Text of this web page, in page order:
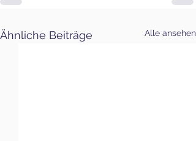
Ähnliche Beiträge Alle ansehen